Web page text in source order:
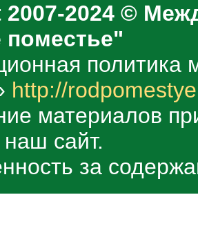
2024 ©
политика
http://
материалов
сайт.
за